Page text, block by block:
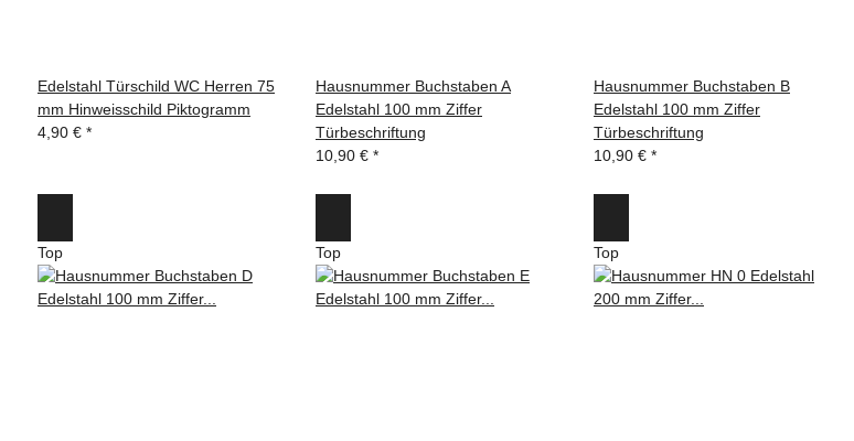
Edelstahl Türschild WC Herren 75
mm Hinweisschild Piktogramm
4,90 € *
Hausnummer Buchstaben A
Edelstahl 100 mm Ziffer
Türbeschriftung
10,90 € *
Hausnummer Buchstaben B
Edelstahl 100 mm Ziffer
Türbeschriftung
10,90 € *
Top Top Top